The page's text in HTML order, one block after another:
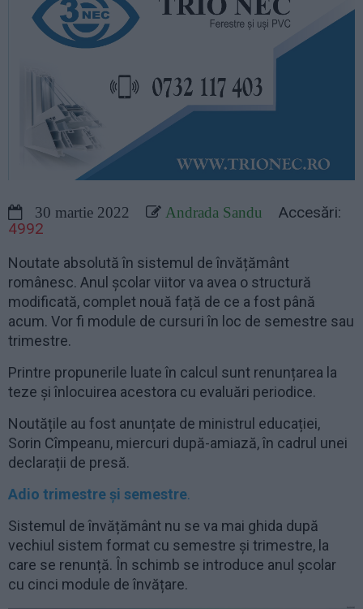
30 martie 2022 Andrada Sandu
Accesări:
4992
Noutate absolută în sistemul de învățământ
românesc. Anul școlar viitor va avea o structură
modificată, complet nouă față de ce a fost până
acum. Vor fi module de cursuri în loc de semestre sau
trimestre.
Printre propunerile luate în calcul sunt renunțarea la
teze și înlocuirea acestora cu evaluări periodice.
Noutățile au fost anunțate de ministrul educației,
Sorin Cîmpeanu, miercuri după-amiază, în cadrul unei
declarații de presă.
Adio trimestre și semestre.
Sistemul de învățământ nu se va mai ghida după
vechiul sistem format cu semestre și trimestre, la
care se renunță. În schimb se introduce anul școlar
cu cinci module de învățare.